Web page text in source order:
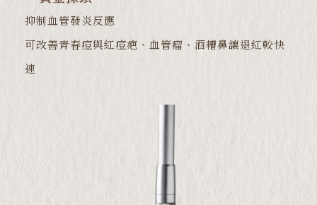
抑制血管發炎反應
可改善青春痘與紅痘疤、血管瘤、酒糟鼻讓退紅較快
速